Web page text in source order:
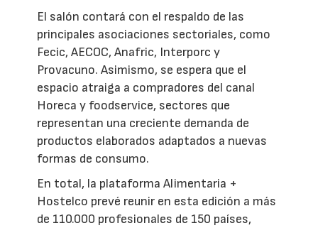
El salón contará con el respaldo de las
principales asociaciones sectoriales, como
Fecic, AECOC, Anafric, Interporc y
Provacuno. Asimismo, se espera que el
espacio atraiga a compradores del canal
Horeca y foodservice, sectores que
representan una creciente demanda de
productos elaborados adaptados a nuevas
formas de consumo.
En total, la plataforma Alimentaria +
Hostelco prevé reunir en esta edición a más
de 110.000 profesionales de 150 países,